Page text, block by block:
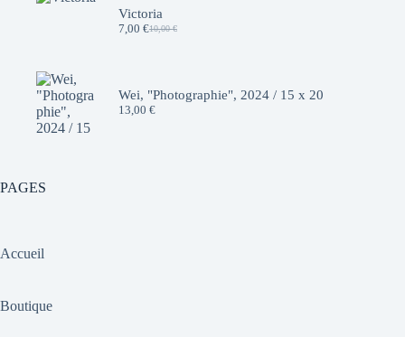
10,00 €.
7,00 €.
Victoria
10,00€
Le
10,00 €.
7,00 €Le
7,00 €.
Wei, "Photographie", 2024 / 15 x 20
13,00 €
PAGES
Accueil
Boutique